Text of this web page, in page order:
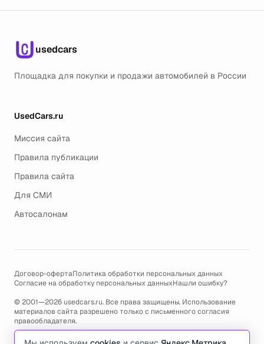
usedcars
Площадка для покупки и продажи автомобилей в России
UsedCars.ru
Миссия сайта
Правила публикации
Правила сайта
Для СМИ
Автосалонам
Договор-офертаПолитика обработки персональных данных
Согласие на обработку персональных данныхНашли ошибку?
© 2001—2026 usedcars.ru. Все права защищены. Использование
материалов сайта разрешено только с письменного согласия
правообладателя.
Пользуясь сайтом, вы соглашаетесь с использованием cookies и